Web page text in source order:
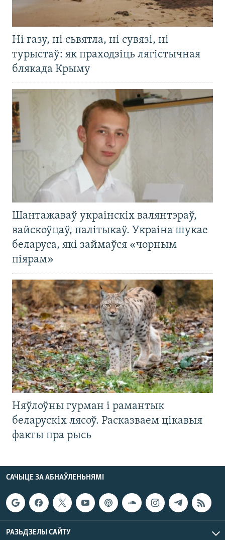
Ні газу, ні сьвятла, ні сувязі, ні
турыстаў: як праходзіць лягістычная
блякада Крыму
Шантажаваў украінскіх валянтэраў,
вайскоўцаў, палітыкаў. Украіна шукае
беларуса, які займаўся «чорным
піярам»
Няўлоўны гурман і рамантык
беларускіх лясоў. Расказваем цікавыя
факты пра рысь
САЧЫЦЕ ЗА АБНАЎЛЕНЬНЯМІ
РАЗЬДЗЕЛЫ САЙТУ